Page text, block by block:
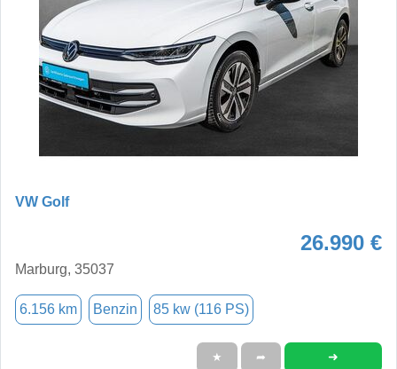
VW Golf
26.990 €
Marburg, 35037
6.156 km Benzin 85 kw (116 PS)
★ ➦ ➜